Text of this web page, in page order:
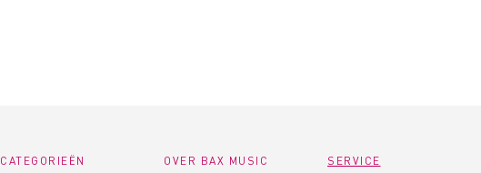
CATEGORIEËN OVER BAX MUSIC SERVICE